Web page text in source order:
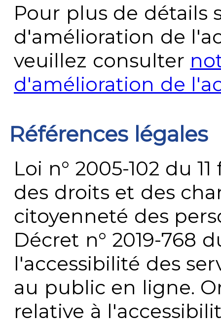
Pour plus de détails
d'amélioration de
veuillez consulter
d'amélioration de
Références légales
Loi n° 2005-102 du
des droits et des
citoyenneté des
Décret n° 2019-768
l'accessibilité des
au public en ligne.
relative à